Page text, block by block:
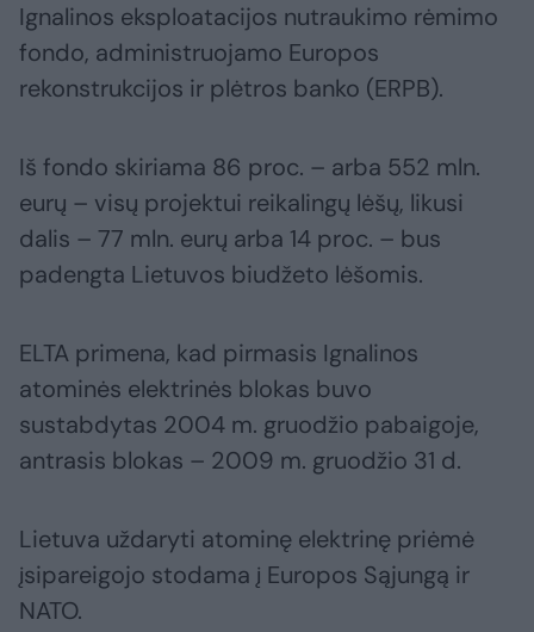
Ignalinos eksploatacijos nutraukimo rėmimo
fondo, administruojamo Europos
rekonstrukcijos ir plėtros banko (ERPB).
Iš fondo skiriama 86 proc. – arba 552 mln.
eurų – visų projektui reikalingų lėšų, likusi
dalis – 77 mln. eurų arba 14 proc. – bus
padengta Lietuvos biudžeto lėšomis.
ELTA primena, kad pirmasis Ignalinos
atominės elektrinės blokas buvo
sustabdytas 2004 m. gruodžio pabaigoje,
antrasis blokas – 2009 m. gruodžio 31 d.
Lietuva uždaryti atominę elektrinę priėmė
įsipareigojo stodama į Europos Sąjungą ir
NATO.